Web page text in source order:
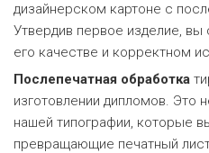
дизайнерском картоне с
Утвердив первое изделие,
его качестве и корректном
Послепечатная обработка
изготовлении дипломов. Это
нашей типографии, которые
превращающие печатный